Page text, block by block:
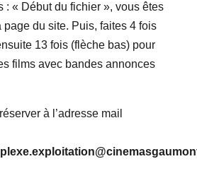
: « Début du fichier », vous êtes
page du site. Puis, faites 4 fois
13 fois (flèche bas) pour
films avec bandes annonces
à l’adresse mail